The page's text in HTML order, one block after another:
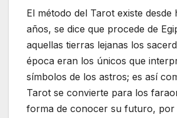
El método del Tarot existe desde
años, se dice que procede de
aquellas tierras lejanas los
época eran los únicos que
símbolos de los astros; es así
Tarot se convierte para los
forma de conocer su futuro, por